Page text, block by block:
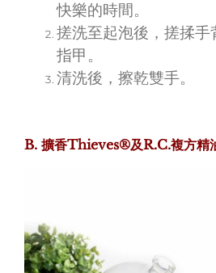
快樂的時間。
搓洗至起泡後，搓揉手
指甲。
清洗後，擦乾雙手。
B. 擴香Thieves®及R.C.複方精